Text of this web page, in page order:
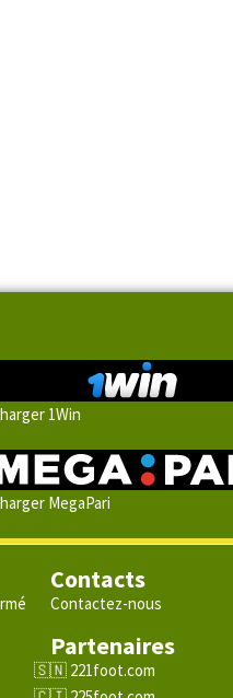
1Win
MegaPari
Contacts
Contactez-nous
Partenaires
221foot.com